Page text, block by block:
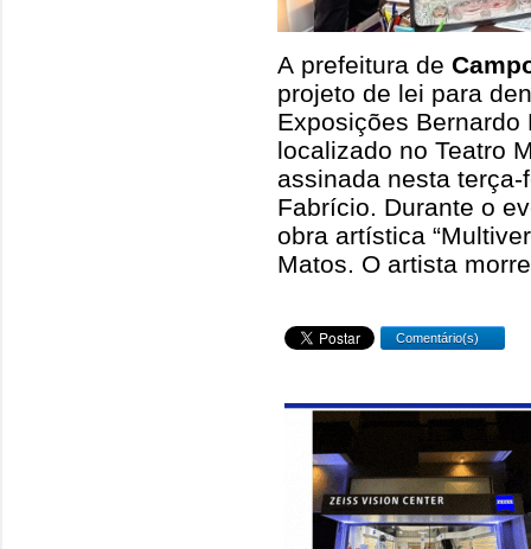
A prefeitura de
projeto de lei para
Exposições
localizado no Teatro
assinada nesta
Fabrício. Durante o
obra artística
Matos. O artista
Comentário(s)